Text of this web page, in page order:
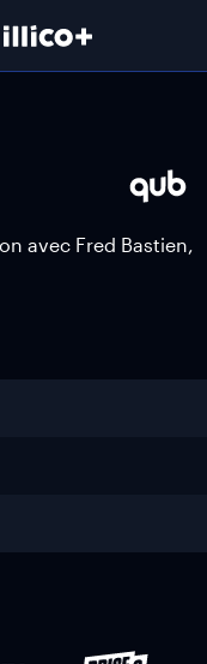
avec Fred Bastien,